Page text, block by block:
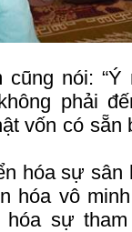
cũng nói:
phải
vốn có sẵn
hóa sự
hóa vô
hóa sự